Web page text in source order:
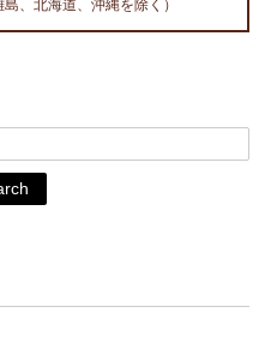
北海道、沖縄を除く）